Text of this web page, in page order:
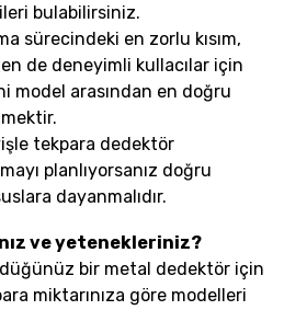
bulabilirsiniz.
sürecindeki en zorlu kısım,
de deneyimli kullacılar için
model arasından en doğru
tekpara dedektör
planlıyorsanız doğru
dayanmalıdır.
ve yetenekleriniz?
bir metal dedektör için
miktarınıza göre modelleri